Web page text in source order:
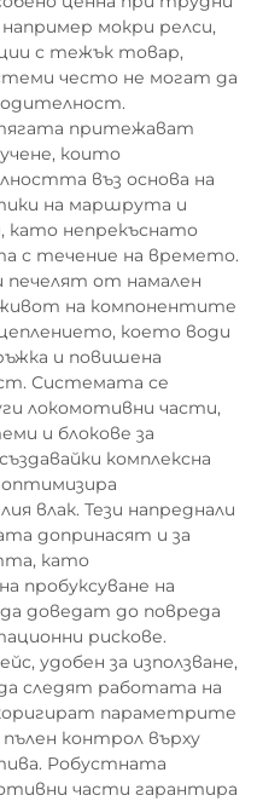
мокри релси,
с тежък товар,
често не могат да
притежават
които
въз основа на
на маршрута и
като непрекъснато
с течение на времето.
от намален
живот на компонентите
което води
и повишена
Системата се
локомотивни части,
и блокове за
комплексна
влак. Тези напреднали
допринасят и за
като
пробуксуване на
доведат до повреда
рискове.
удобен за използване,
следят работата на
параметрите
пълен контрол върху
Робустната
части гарантира